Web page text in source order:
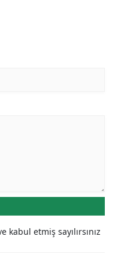
kabul etmiş sayılırsınız